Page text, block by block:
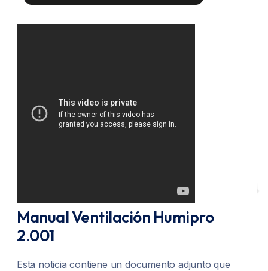
Manual Ventilación Humipro
2.001
Esta noticia contiene un documento adjunto que